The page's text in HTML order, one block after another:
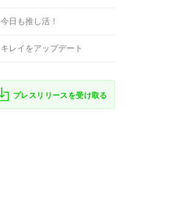
今日も推し活！
キレイをアップデート
プレスリリースを受け取る